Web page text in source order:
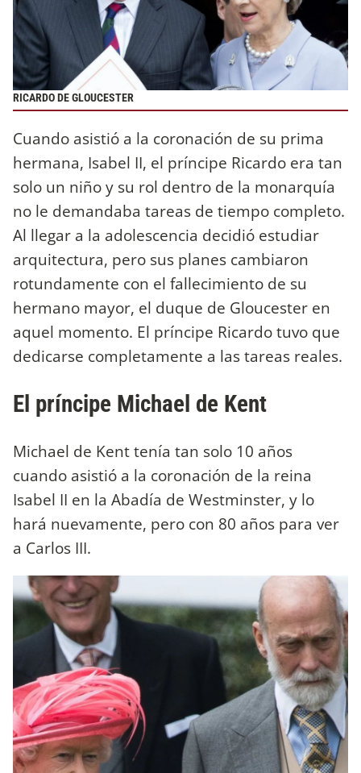
RICARDO DE GLOUCESTER
Cuando asistió a la coronación de su prima
hermana, Isabel II, el príncipe Ricardo era tan
solo un niño y su rol dentro de la monarquía
no le demandaba tareas de tiempo completo.
Al llegar a la adolescencia decidió estudiar
arquitectura, pero sus planes cambiaron
rotundamente con el fallecimiento de su
hermano mayor, el duque de Gloucester en
aquel momento. El príncipe Ricardo tuvo que
dedicarse completamente a las tareas reales.
El príncipe Michael de Kent
Michael de Kent tenía tan solo 10 años
cuando asistió a la coronación de la reina
Isabel II en la Abadía de Westminster, y lo
hará nuevamente, pero con 80 años para ver
a Carlos III.